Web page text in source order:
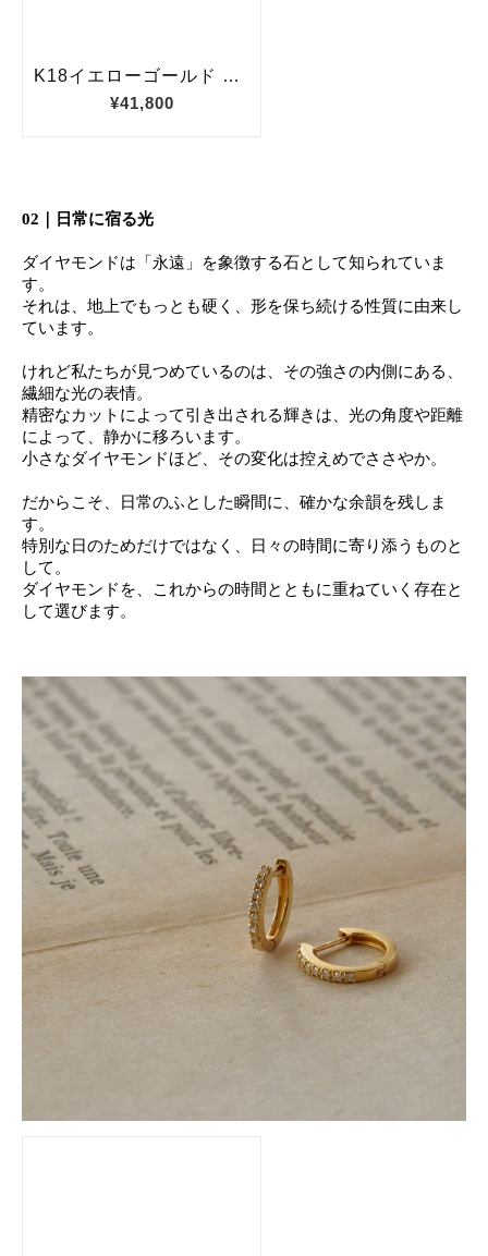
02｜日常に宿る光
ダイヤモンドは「永遠」を象徴する石として知られていま
す。
それは、地上でもっとも硬く、形を保ち続ける性質に由来し
ています。
けれど私たちが見つめているのは、その強さの内側にある、
繊細な光の表情。
精密なカットによって引き出される輝きは、 光の角度や距離
によって、静かに移ろいます。
小さなダイヤモンドほど、その変化は控えめでささやか。
だからこそ、日常のふとした瞬間に、確かな余韻を残しま
す。
特別な日のためだけではなく、日々の時間に寄り添うものと
して。
ダイヤモンドを、これからの時間とともに重ねていく存在と
して選びます。